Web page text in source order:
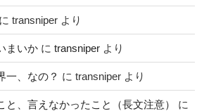
に transniper より
まいか に transniper より
一、なの？ に transniper より
と、言えなかったこと（長文注意）
に